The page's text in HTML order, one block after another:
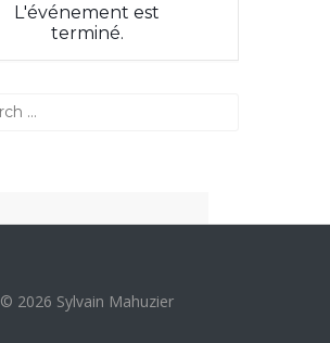
L'événement est
terminé.
© 2026 Sylvain Mahuzier